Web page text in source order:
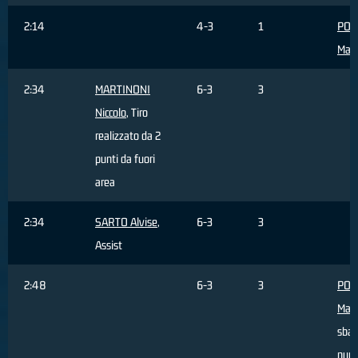
2:14 4-3 1
2:34
MARTINONI
Niccolo, Tiro
realizzato da 2
punti da fuori
area
6-3 3
2:34 SARTO Alvise,
Assist
6-3 3
2:48 6-3 3